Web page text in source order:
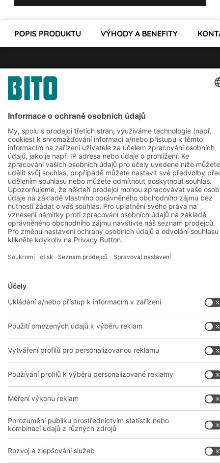
POPIS PRODUKTU VÝHODY A BENEFITY
Řešení BITO
Boxy & přepravky
Regály a regálové systémy
Dopravní systémy
Naše služby
Společnost
O nás
Naše celosvětová síť
Naše závody
Sledujte nás
ABIT OF
+420 733 643 229
© 2026 BITO-Lagertechnik Bittmann GmbH
Tato nabídka je určena pro průmysl, řemesla, obchod a profese
pro použití při samostatné, odborné nebo obchodní činnosti.
Montážní podmínky
Nastavení soukromí